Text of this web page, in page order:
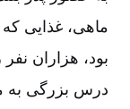
ماهی، غذایی
بود، هزاران
درس بزرگی به